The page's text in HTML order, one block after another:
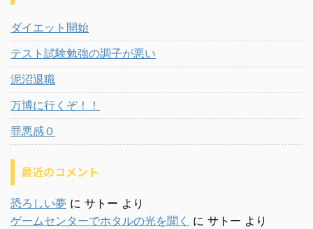
ダイエット開始
テスト試験勉強の調子が悪い
泥沼退職
万博に行くぞ！！
罪悪感０
最近のコメント
恐ろしい夢 に サトー より
ゲームセンターでホタルの光を聞く に サトー より